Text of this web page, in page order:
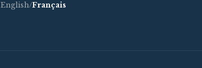
English/Français